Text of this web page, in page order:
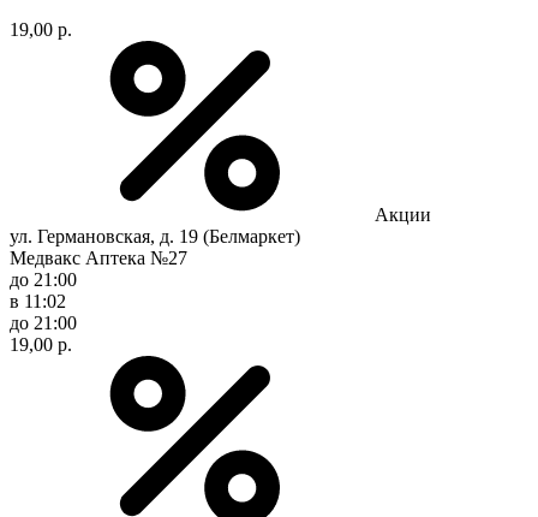
19,00 р.
Акции
ул. Германовская, д. 19 (Белмаркет)
Медвакс Аптека №27
до 21:00
в 11:02
до 21:00
19,00 р.